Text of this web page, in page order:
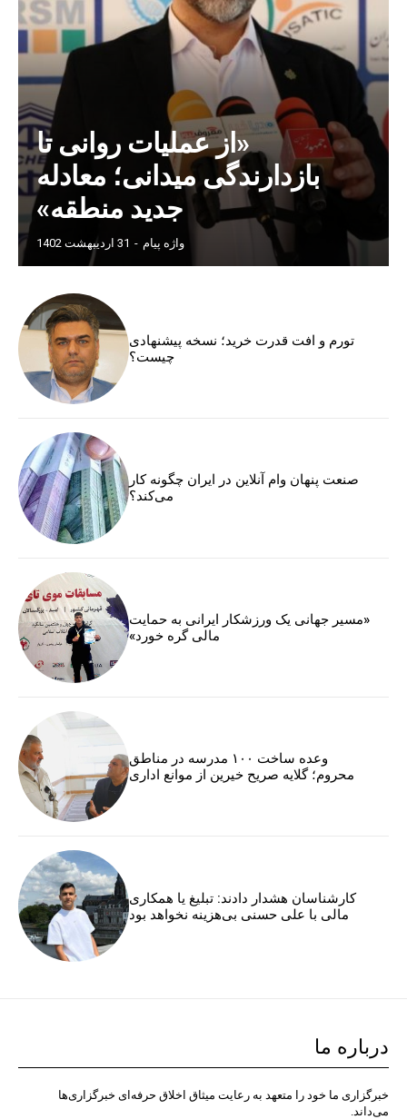
«از عملیات روانی تا
بازدارندگی میدانی؛ معادله
جدید منطقه»
واژه پیام - 31 اردیبهشت 1402
تورم و افت قدرت خرید؛ نسخه پیشنهادی
چیست؟
صنعت پنهان وام آنلاین در ایران چگونه کار
می‌کند؟
«مسیر جهانی یک ورزشکار ایرانی به حمایت
مالی گره خورد»
وعده ساخت ۱۰۰ مدرسه در مناطق
محروم؛ گلایه صریح خیرین از موانع اداری
کارشناسان هشدار دادند: تبلیغ یا همکاری
مالی با علی حسنی بی‌هزینه نخواهد بود
درباره ما
خبرگزاری ما خود را متعهد به رعایت میثاق اخلاق حرفه‌ای خبرگزاری‌ها
می‌داند.